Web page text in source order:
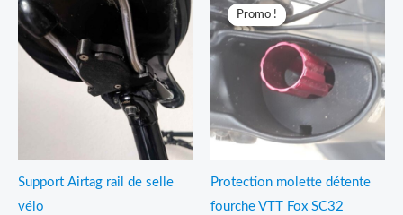
Support Airtag rail de selle
vélo
Promo !
Promo !
Protection molette détente
fourche VTT Fox SC32
prix
était :
9,95€.
prix
actuel
est :
7,95€.